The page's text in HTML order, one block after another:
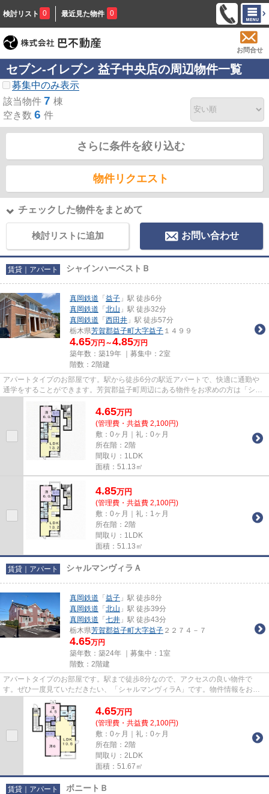
検討リスト 0 最近見た物件 0
お問合せ
セブン‐イレブン 益子中央店の周辺物件一覧
募集中のみ表示
該当物件 7 棟
空き数 6 件
さらに条件を絞り込む
物件リクエスト
チェックした物件をまとめて
検討リストに追加 お問い合わせ
賃貸｜アパート シャインハーベストＢ
真岡鉄道 「 益子 」駅 徒歩6分
真岡鉄道 「 北山 」駅 徒歩32分
真岡鉄道 「 西田井 」駅 徒歩57分
栃木県芳賀郡益子町大字益子 １４９９
4.65万円～4.85万円
築年数：築19年 ｜募集中： 2室
階数：2階建
アパートタイプのお部屋です。駅から徒歩6分の駅近アパートで、快適に通勤や
通学をすることができます。芳賀郡益子町周辺にある物件をお求めの方は「シャ
4.65万円
(管理費・共益費 2,100円)
敷：0ヶ月｜礼：0ヶ月
所在階：2階
間取り：1LDK
面積：51.13㎡
4.85万円
(管理費・共益費 2,100円)
敷：0ヶ月｜礼：1ヶ月
所在階：2階
間取り：1LDK
面積：51.13㎡
賃貸｜アパート シャルマンヴィラＡ
真岡鉄道 「 益子 」駅 徒歩8分
真岡鉄道 「 北山 」駅 徒歩39分
真岡鉄道 「 七井 」駅 徒歩43分
栃木県芳賀郡益子町大字益子 ２２７４－７
4.65万円
築年数：築24年 ｜募集中： 1室
階数：2階建
アパートタイプのお部屋です。駅まで徒歩8分なので、アクセスの良い物件で
す。ぜひ一度見ていただきたい、「シャルマンヴィラA」です。物件情報をお求
めなら、遠慮なく巴不動産にお尋...
4.65万円
(管理費・共益費 2,100円)
敷：0ヶ月｜礼：0ヶ月
所在階：2階
間取り：2LDK
面積：51.67㎡
賃貸｜アパート ボニートＢ